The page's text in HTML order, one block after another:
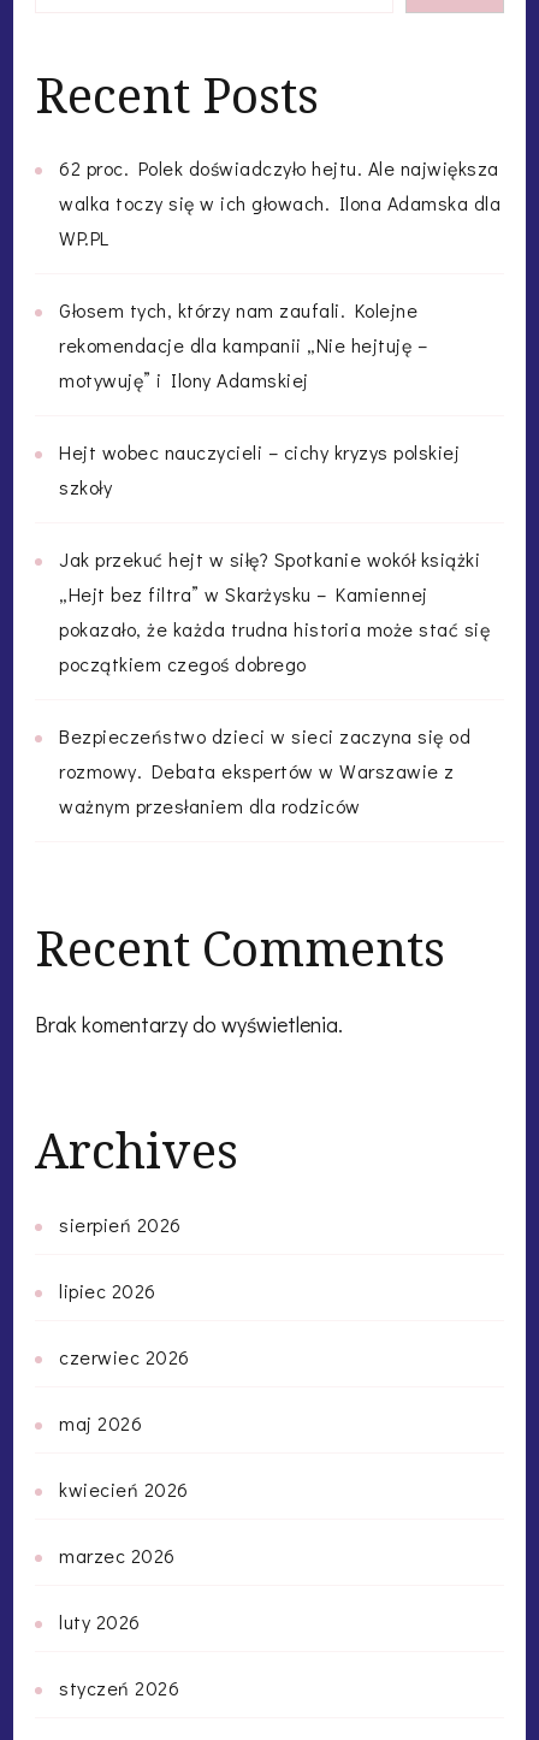
Recent Posts
62 proc. Polek doświadczyło hejtu. Ale największa
walka toczy się w ich głowach. Ilona Adamska dla
WP.PL
Głosem tych, którzy nam zaufali. Kolejne
rekomendacje dla kampanii „Nie hejtuję –
motywuję” i Ilony Adamskiej
Hejt wobec nauczycieli – cichy kryzys polskiej
szkoły
Jak przekuć hejt w siłę? Spotkanie wokół książki
„Hejt bez filtra” w Skarżysku – Kamiennej
pokazało, że każda trudna historia może stać się
początkiem czegoś dobrego
Bezpieczeństwo dzieci w sieci zaczyna się od
rozmowy. Debata ekspertów w Warszawie z
ważnym przesłaniem dla rodziców
Recent Comments
Brak komentarzy do wyświetlenia.
Archives
sierpień 2026
lipiec 2026
czerwiec 2026
maj 2026
kwiecień 2026
marzec 2026
luty 2026
styczeń 2026